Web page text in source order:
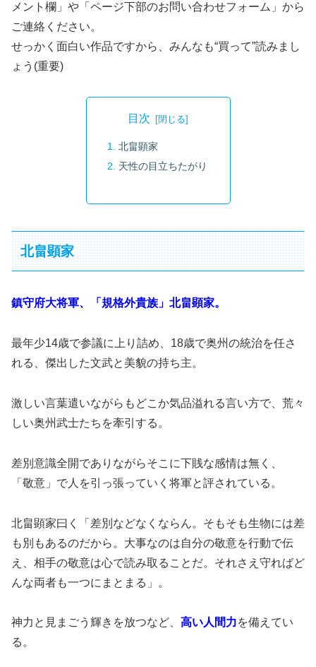
メント欄」や「ページ下部のお問い合わせフォーム」から
ご連絡ください。
せっかく面白い作品ですから、みんなも“買って”読みまし
ょう(重要)
目次
北畠顕家
天性の目立ちたがり
北畠顕家
鎮守府大将軍、「規格外貴族」北畠顕家。
最年少14歳で参議に上り詰め、18歳で奥州の統治を任さ
れる、傑出した文武と美貌の持ち主。
激しい言葉遣いながらもどこか気品溢れる言い方で、荒々
しい奥州武士たちを牽引する。
差別意識全開でありながらそこに下賎な感情は無く、
「敬意」で人を引っ張っていく将軍と評されている。
北畠顕家曰く「差別などなくならん。そもそも生物には差
も別もあるのだから。大事なのは自分の敬意を行動で伝
え、相手の敬意は心で読み取ることだ。それさえ守ればど
んな両者も一つにまとまる」。
神力と見まごう輝きを放つなど、 高い人間力を備えてい
る。